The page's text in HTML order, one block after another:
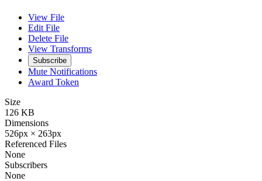
View File
Edit File
Delete File
View Transforms
Subscribe
Mute Notifications
Award Token
Size
126 KB
Dimensions
526px × 263px
Referenced Files
None
Subscribers
None